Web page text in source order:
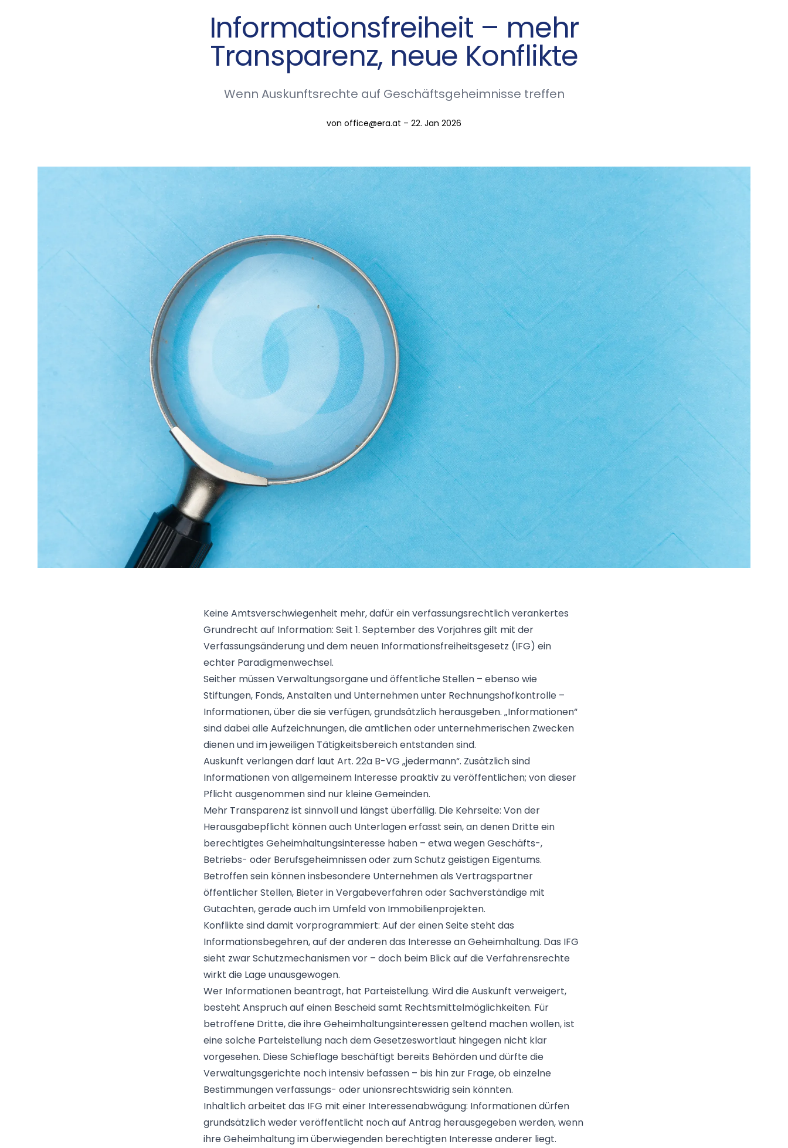
Informationsfreiheit – mehr
Transparenz, neue Konflikte
Wenn Auskunftsrechte auf Geschäftsgeheimnisse treffen
von office@era.at – 22. Jan 2026
Keine Amtsverschwiegenheit mehr, dafür ein verfassungsrechtlich verankertes
Grundrecht auf Information: Seit 1. September des Vorjahres gilt mit der
Verfassungsänderung und dem neuen Informationsfreiheitsgesetz (IFG) ein
echter Paradigmenwechsel.
Seither müssen Verwaltungsorgane und öffentliche Stellen – ebenso wie
Stiftungen, Fonds, Anstalten und Unternehmen unter Rechnungshofkontrolle –
Informationen, über die sie verfügen, grundsätzlich herausgeben. „Informationen“
sind dabei alle Aufzeichnungen, die amtlichen oder unternehmerischen Zwecken
dienen und im jeweiligen Tätigkeitsbereich entstanden sind.
Auskunft verlangen darf laut Art. 22a B-VG „jedermann“. Zusätzlich sind
Informationen von allgemeinem Interesse proaktiv zu veröffentlichen; von dieser
Pflicht ausgenommen sind nur kleine Gemeinden.
Mehr Transparenz ist sinnvoll und längst überfällig. Die Kehrseite: Von der
Herausgabepflicht können auch Unterlagen erfasst sein, an denen Dritte ein
berechtigtes Geheimhaltungsinteresse haben – etwa wegen Geschäfts-,
Betriebs- oder Berufsgeheimnissen oder zum Schutz geistigen Eigentums.
Betroffen sein können insbesondere Unternehmen als Vertragspartner
öffentlicher Stellen, Bieter in Vergabeverfahren oder Sachverständige mit
Gutachten, gerade auch im Umfeld von Immobilienprojekten.
Konflikte sind damit vorprogrammiert: Auf der einen Seite steht das
Informationsbegehren, auf der anderen das Interesse an Geheimhaltung. Das IFG
sieht zwar Schutzmechanismen vor – doch beim Blick auf die Verfahrensrechte
wirkt die Lage unausgewogen.
Wer Informationen beantragt, hat Parteistellung. Wird die Auskunft verweigert,
besteht Anspruch auf einen Bescheid samt Rechtsmittelmöglichkeiten. Für
betroffene Dritte, die ihre Geheimhaltungsinteressen geltend machen wollen, ist
eine solche Parteistellung nach dem Gesetzeswortlaut hingegen nicht klar
vorgesehen. Diese Schieflage beschäftigt bereits Behörden und dürfte die
Verwaltungsgerichte noch intensiv befassen – bis hin zur Frage, ob einzelne
Bestimmungen verfassungs- oder unionsrechtswidrig sein könnten.
Inhaltlich arbeitet das IFG mit einer Interessenabwägung: Informationen dürfen
grundsätzlich weder veröffentlicht noch auf Antrag herausgegeben werden, wenn
ihre Geheimhaltung im überwiegenden berechtigten Interesse anderer liegt.